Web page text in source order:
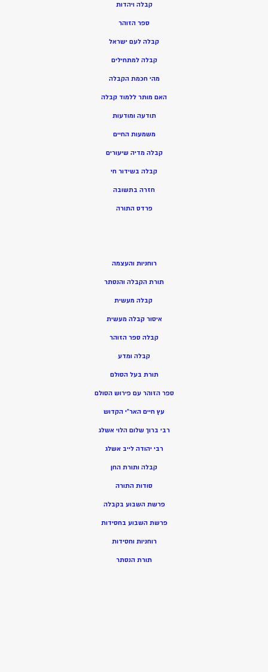
קבלה ויהדות
ספר הזוהר
קבלה לעם ישראל
קבלה למתחילים
מהי חכמת הקבלה
האם מותר ללמוד קבלה
תודעה ומודעות
משמעות החיים
קבלה מדיה שיעורים
קבלה בשידור חי
חזרה בתשובה
פרדס התורה
רוחניות והעצמה
תורת הקבלה והנסתר
קבלה מעשית
איסור קבלה מעשית
קבלה ספר הזוהר
קבלה ומדע
תורת בעל הסולם
ספר הזוהר עם פירוש הסולם
עץ חיים האר”י הקדוש
רבי ברוך שלום הלוי אשלג
רבי יהודה לייב אשלג
קבלה ותורת החן
סודות התורה
פרשת השבוע בקבלה
פרשת השבוע בחסידות
רוחניות וחסידות
תורת הנסתר